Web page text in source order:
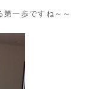
一歩ですね～～